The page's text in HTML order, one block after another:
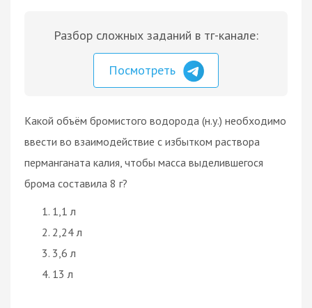
Разбор сложных заданий в тг-канале:
Посмотреть
Какой объём бромистого водорода (н.у.) необходимо
ввести во взаимодействие с избытком раствора
перманганата калия, чтобы масса выделившегося
брома составила 8 г?
1,1 л
2,24 л
3,6 л
13 л